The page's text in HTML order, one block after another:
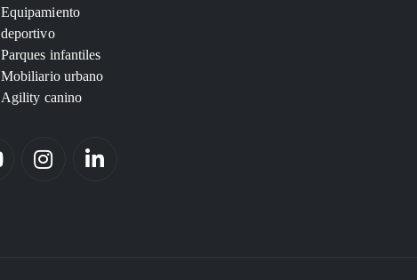
Equipamiento
deportivo
Parques infantiles
Mobiliario urbano
Agility canino